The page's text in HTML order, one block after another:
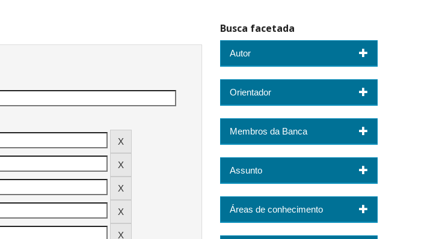
Busca facetada
Autor
Orientador
Membros da Banca
Assunto
Áreas de conhecimento